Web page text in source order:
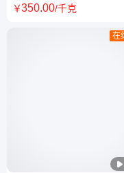
电解钴 高纯钴 含量
￥350.00/千克

在